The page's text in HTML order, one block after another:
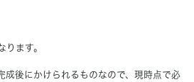
ります。
成後にかけられるものなので、現時点で必